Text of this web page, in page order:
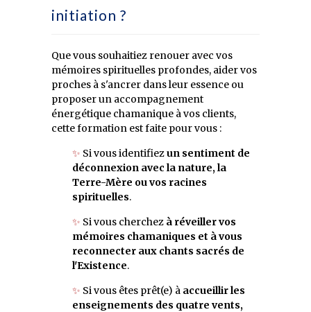
initiation ?
Que vous souhaitiez renouer avec vos
mémoires spirituelles profondes, aider vos
proches à s'ancrer dans leur essence ou
proposer un accompagnement
énergétique chamanique à vos clients,
cette formation est faite pour vous :
✨ Si vous identifiezun sentiment de
déconnexion avec la nature, la
Terre-Mère ou vos racines
spirituelles.
✨ Si vous cherchez à réveiller vos
mémoires chamaniques et à vous
reconnecter aux chants sacrés de
l'Existence.
✨ Si vous êtes prêt(e) à accueillir les
enseignements des quatre vents,